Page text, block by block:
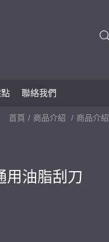
聯絡我們
首頁 商品介紹 商品介紹
用油脂刮刀